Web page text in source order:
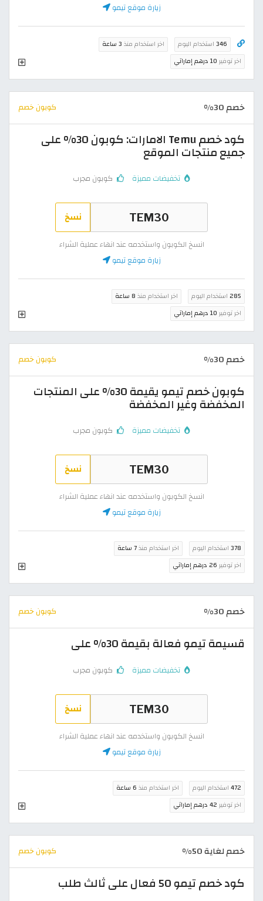
زيارة موقع تيمو
346 استخدام اليوم اخر استخدام منذ 3 ساعة
اخر توفير 10 درهم إماراتي
خصم 30% كوبون خصم
كود خصم Temu الامارات: كوبون 30% على
جميع منتجات الموقع
تخفيضات مميزة كوبون مجرب
نسخ
انسخ الكوبون واستخدمه عند انهاء عملية الشراء
زيارة موقع تيمو
285 استخدام اليوم اخر استخدام منذ 8 ساعة
اخر توفير 10 درهم إماراتي
خصم 30% كوبون خصم
كوبون خصم تيمو يقيمة 30% على المنتجات
المخفضة وغير المخفضة
تخفيضات مميزة كوبون مجرب
نسخ
انسخ الكوبون واستخدمه عند انهاء عملية الشراء
زيارة موقع تيمو
378 استخدام اليوم اخر استخدام منذ7 ساعة
اخر توفير 26 درهم إماراتي
خصم 30% كوبون خصم
قسيمة تيمو فعالة بقيمة 30% على
تخفيضات مميزة كوبون مجرب
نسخ
انسخ الكوبون واستخدمه عند انهاء عملية الشراء
زيارة موقع تيمو
472 استخدام اليوم اخر استخدام منذ 6 ساعة
اخر توفير 42 درهم إماراتي
خصم لغاية 50% كوبون خصم
كود خصم تيمو 50 فعال على ثالث طلب